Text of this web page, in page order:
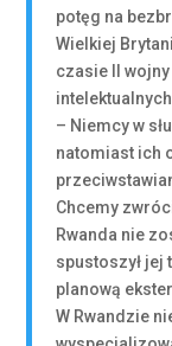
potęg na
Wielkiej
czasie II
– Niemcy w
natomiast ich
Chcemy
Rwanda nie
spustoszył jej
planową
W Rwandzie